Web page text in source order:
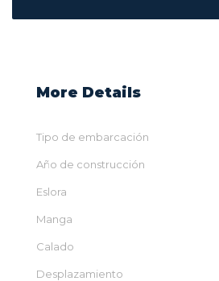
More Details
Tipo de embarcación
Año de construcción
Eslora
Manga
Calado
Desplazamiento